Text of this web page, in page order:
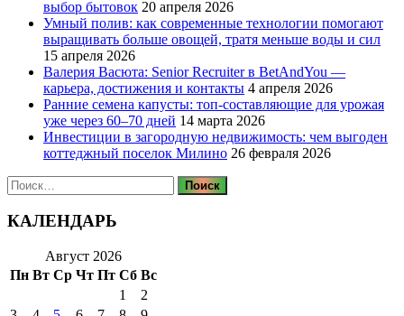
выбор бытовок 20 апреля 2026
Умный полив: как современные технологии помогают
выращивать больше овощей, тратя меньше воды и сил
15 апреля 2026
Валерия Васюта: Senior Recruiter в BetAndYou —
карьера, достижения и контакты 4 апреля 2026
Ранние семена капусты: топ‑составляющие для урожая
уже через 60–70 дней 14 марта 2026
Инвестиции в загородную недвижимость: чем выгоден
коттеджный поселок Милино 26 февраля 2026
Найти:
КАЛЕНДАРЬ
Август 2026
Пн Вт Ср Чт Пт Сб Вс
1
2